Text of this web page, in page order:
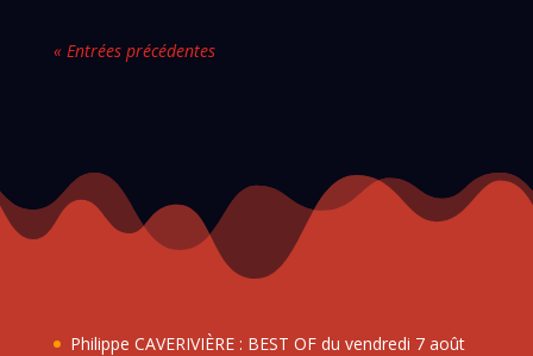
« Entrées précédentes
Philippe CAVERIVIÈRE : BEST OF du vendredi 7 août